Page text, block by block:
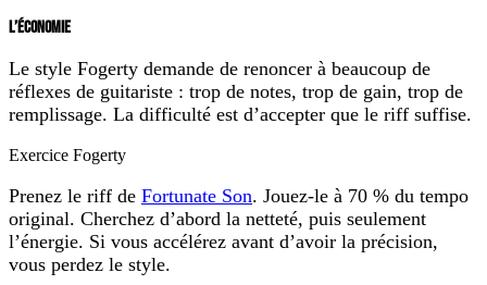
L’ÉCONOMIE
Le style Fogerty demande de renoncer à beaucoup de
réflexes de guitariste : trop de notes, trop de gain, trop de
remplissage. La difficulté est d’accepter que le riff suffise.
Exercice Fogerty
Prenez le riff de Fortunate Son. Jouez-le à 70 % du tempo
original. Cherchez d’abord la netteté, puis seulement
l’énergie. Si vous accélérez avant d’avoir la précision,
vous perdez le style.